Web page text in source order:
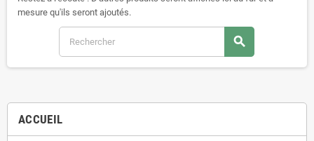
ACCUEIL
mesure qu'ils seront ajoutés.
search